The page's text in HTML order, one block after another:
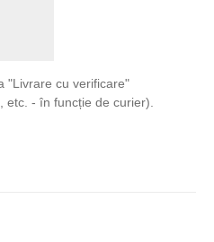
"Livrare cu verificare"
etc. - în funcție de curier).